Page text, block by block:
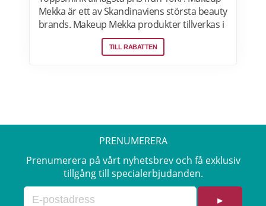
Mekka är ett av Skandinaviens största beauty
brands. Makeup Mekka produkter tillverkas i
samma fabriker som stora internationella
beauty brands. Fri frakt över 299:- Läs mer
TILL RABATTEN
PRENUMERERA
Prenumerera på vårt nyhetsbrev och få exklusiv
tillgång till specialerbjudanden.
►